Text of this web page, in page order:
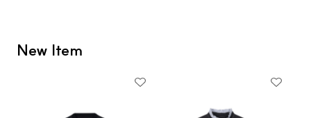
New Item